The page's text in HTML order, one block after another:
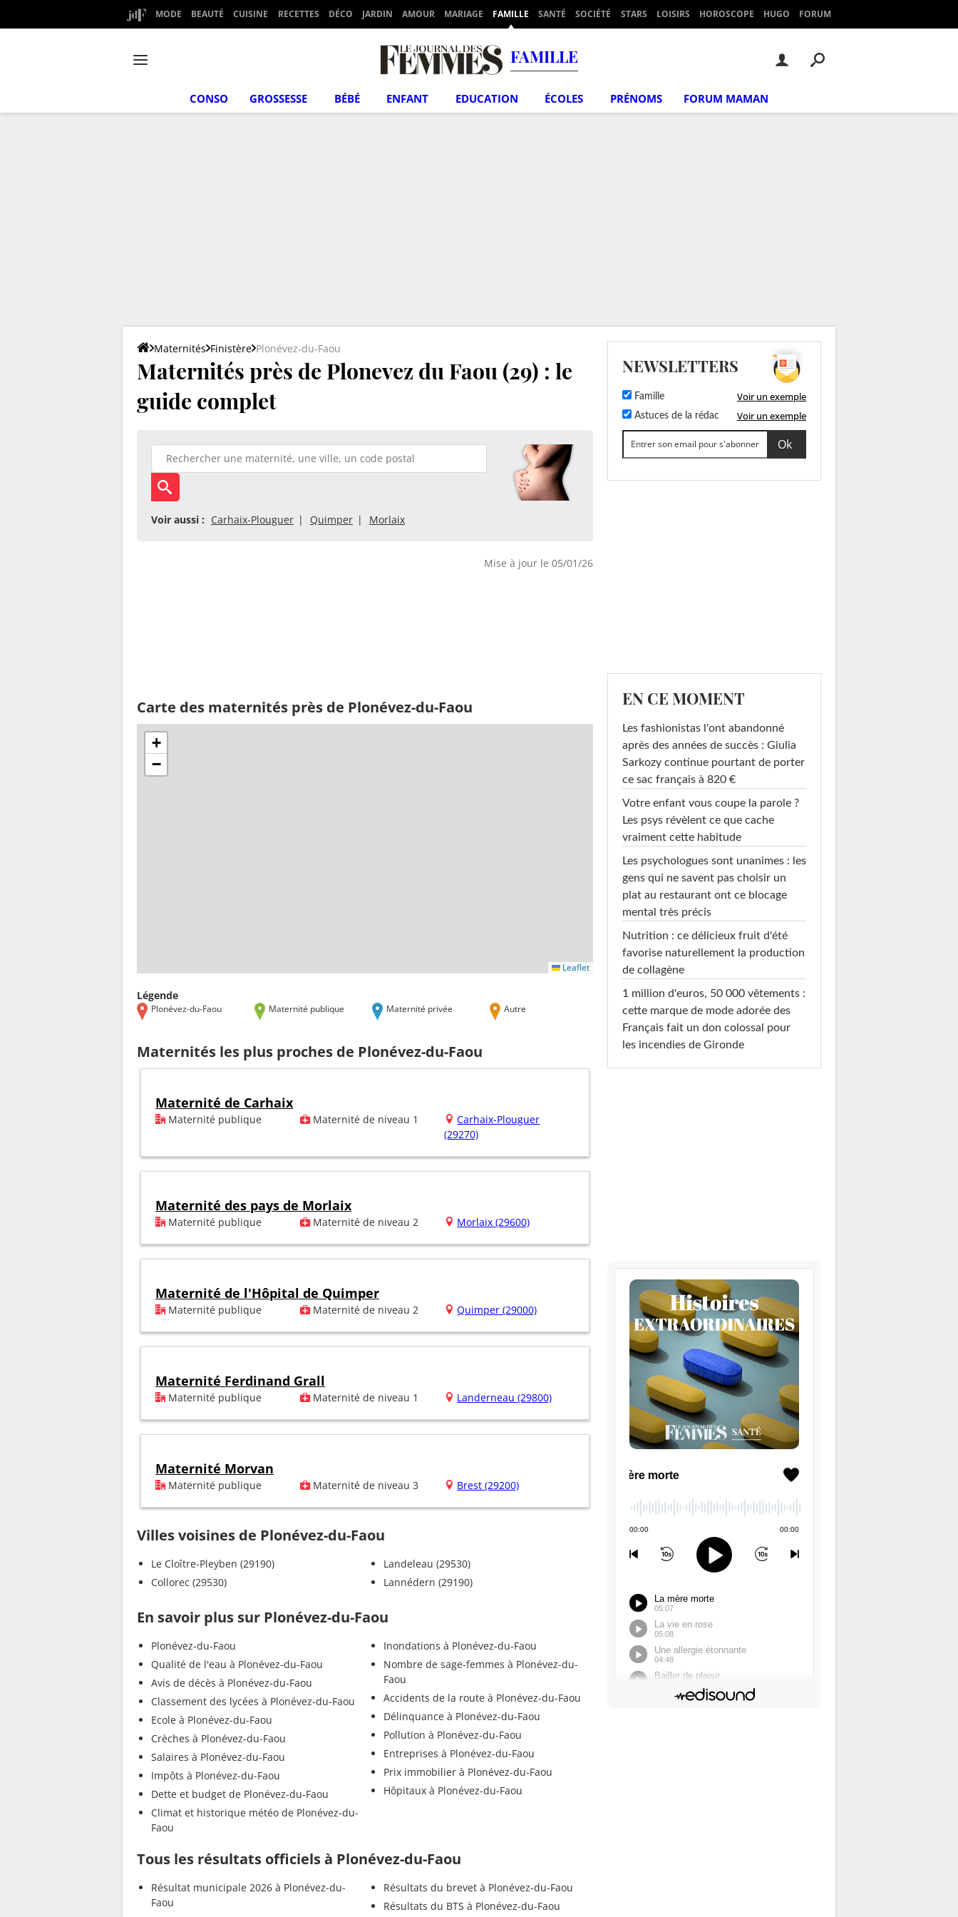
MODE BEAUTÉ CUISINE RECETTES DÉCO JARDIN AMOUR MARIAGE FAMILLE SANTÉ SOCIÉTÉ STARS LOISIRS HOROSCOPE HUGO FORUM
FAMILLE
CONSO GROSSESSE BÉBÉ ENFANT EDUCATION ÉCOLES PRÉNOMS FORUM MAMAN
Maternités Finistère Plonévez-du-Faou
Maternités près de Plonevez du Faou (29) : le
guide complet
Voir aussi : Carhaix-Plouguer Quimper Morlaix
Mise à jour le 05/01/26
Carte des maternités près de Plonévez-du-Faou
+
−
Leaflet
Légende
Plonévez-du-Faou Maternité publique Maternité privée Autre
Maternités les plus proches de Plonévez-du-Faou
Maternité de Carhaix
Maternité publique Maternité de niveau 1
Carhaix-Plouguer
(29270)
Maternité des pays de Morlaix
Maternité publique Maternité de niveau 2 Morlaix (29600)
Maternité de l'Hôpital de Quimper
Maternité publique Maternité de niveau 2 Quimper (29000)
Maternité Ferdinand Grall
Maternité publique Maternité de niveau 1 Landerneau (29800)
Maternité Morvan
Maternité publique Maternité de niveau 3 Brest (29200)
Villes voisines de Plonévez-du-Faou
Le Cloître-Pleyben (29190)
Collorec (29530)
Landeleau (29530)
Lannédern (29190)
En savoir plus sur Plonévez-du-Faou
Plonévez-du-Faou
Qualité de l'eau à Plonévez-du-Faou
Avis de décès à Plonévez-du-Faou
Classement des lycées à Plonévez-du-Faou
Ecole à Plonévez-du-Faou
Crèches à Plonévez-du-Faou
Salaires à Plonévez-du-Faou
Impôts à Plonévez-du-Faou
Dette et budget de Plonévez-du-Faou
Climat et historique météo de Plonévez-du-
Faou
Inondations à Plonévez-du-Faou
Nombre de sage-femmes à Plonévez-du-
Faou
Accidents de la route à Plonévez-du-Faou
Délinquance à Plonévez-du-Faou
Pollution à Plonévez-du-Faou
Entreprises à Plonévez-du-Faou
Prix immobilier à Plonévez-du-Faou
Hôpitaux à Plonévez-du-Faou
Tous les résultats officiels à Plonévez-du-Faou
Résultat municipale 2026 à Plonévez-du-
Faou
Résultats du brevet à Plonévez-du-Faou
Résultats du BTS à Plonévez-du-Faou
NEWSLETTERS
Famille Voir un exemple
Astuces de la rédac Voir un exemple
EN CE MOMENT
Les fashionistas l'ont abandonné
après des années de succès : Giulia
Sarkozy continue pourtant de porter
ce sac français à 820 €
Votre enfant vous coupe la parole ?
Les psys révèlent ce que cache
vraiment cette habitude
Les psychologues sont unanimes : les
gens qui ne savent pas choisir un
plat au restaurant ont ce blocage
mental très précis
Nutrition : ce délicieux fruit d'été
favorise naturellement la production
de collagène
1 million d'euros, 50 000 vêtements :
cette marque de mode adorée des
Français fait un don colossal pour
les incendies de Gironde